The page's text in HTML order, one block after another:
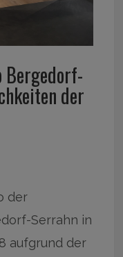
Bergedorf-
der
der
Serrahn in
aufgrund der